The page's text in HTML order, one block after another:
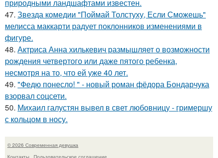
природными ландшафтами известен.
47. Звезда комедии "Поймай Толстуху, Если Сможешь"
мелисса маккарти радует поклонников изменениями в
фигуре.
48. Актриса Анна хилькевич размышляет о возможности
рождения четвертого или даже пятого ребенка,
несмотря на то, что ей уже 40 лет.
49. "Федю понесло! " - новый роман фёдора Бондарчука
взорвал соцсети.
50. Михаил галустян вывел в свет любовницу - гримершу
с кольцом в носу.
© 2026 Современная девушка